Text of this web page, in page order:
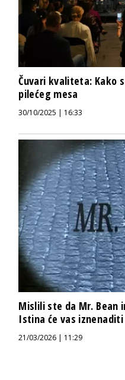
Čuvari kvaliteta: Kako
pilećeg mesa
30/10/2025 | 16:33
Mislili ste da Mr. Bean
Istina će vas iznenaditi
21/03/2026 | 11:29